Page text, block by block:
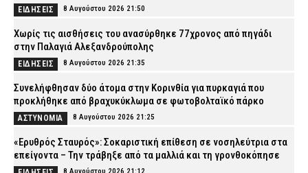
ΕΙΔΗΣΕΙΣ 8 Αυγούστου 2026 21:50
Χωρίς τις αισθήσεις του ανασύρθηκε 77χρονος από πηγάδι
στην Παλαγιά Αλεξανδρούπολης
ΕΙΔΗΣΕΙΣ 8 Αυγούστου 2026 21:35
Συνελήφθησαν δύο άτομα στην Κορινθία για πυρκαγιά που
προκλήθηκε από βραχυκύκλωμα σε φωτοβολταϊκό πάρκο
ΑΣΤΥΝΟΜΙΑ 8 Αυγούστου 2026 21:25
«Ερυθρός Σταυρός»: Σοκαριστική επίθεση σε νοσηλεύτρια στα
επείγοντα – Την τράβηξε από τα μαλλιά και τη γρονθοκόπησε